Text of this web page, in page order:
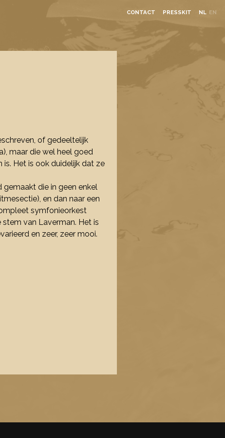
CONTACT PRESSKIT NL EN
of gedeeltelijk
maar die wel heel goed
Het is ook duidelijk dat ze
gemaakt die in geen enkel
en dan naar een
symfonieorkest
van Laverman. Het is
en zeer, zeer mooi.